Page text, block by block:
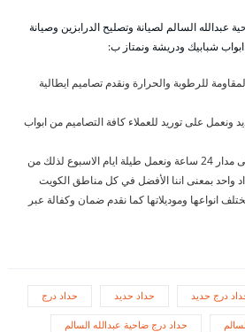
السالم لصيانة وتصليح الدرابزين وصيانة
شبابيك ودريشة ونمتاز ب:
للرطوبة والحرارة ونقدم تصاميم ايطالية
ونعمل على توريد للعملاء كافة التصاميم من ابواب
أسعارنا مميزة وخدمتنا متوفرة على مدار 24 ساعة ونعمل طيلة ايام الاسبوع لذلك من
واحد بمعنى اننا الأفضل في كل مناطق الكويت
انواعها وموديلاتها كما نقدم ضمان وكفالة عبر
درج حديد حداد حديد حداد درج
حداد درج ضاحية عبدالله السالم